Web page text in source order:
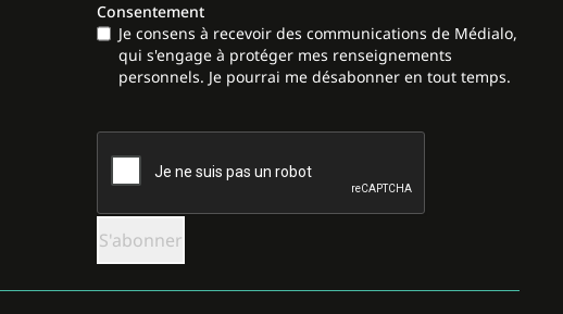
Consentement
Je consens à recevoir des communications de Médialo,
qui s'engage à protéger mes renseignements
personnels. Je pourrai me désabonner en tout temps.